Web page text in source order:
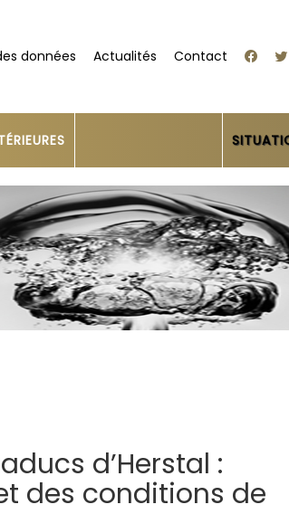
données Actualités Contact
d’Herstal :
des conditions de